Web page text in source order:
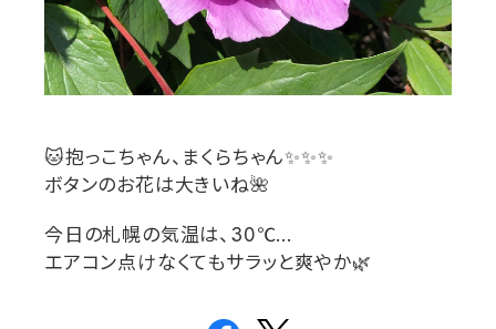
🐱抱っこちゃん、まくらちゃん✨✨✨
ボタンのお花は大きいね🌺
今日の札幌の気温は、 30℃…
エアコン点けなくてもサラッと爽やか🌿